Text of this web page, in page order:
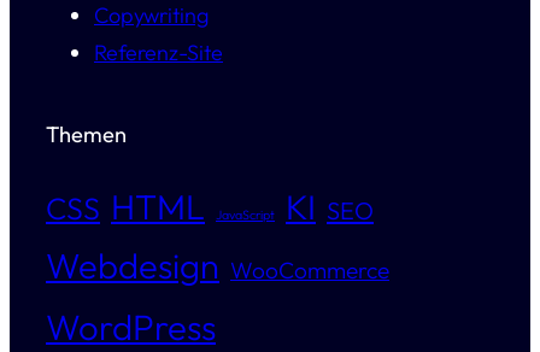
Copywriting
Referenz-Site
Themen
CSS HTML JavaScript KI SEO
Webdesign WooCommerce
WordPress